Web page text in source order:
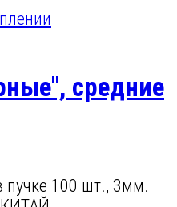
средние
пучке 100 шт., 3мм.